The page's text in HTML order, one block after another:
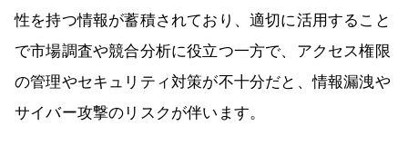
性を持つ情報が蓄積されており、適切に活用すること
で市場調査や競合分析に役立つ一方で、アクセス権限
の管理やセキュリティ対策が不十分だと、情報漏洩や
サイバー攻撃のリスクが伴います。